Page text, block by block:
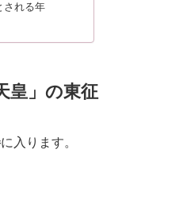
される年
皇」の東征
に入ります。